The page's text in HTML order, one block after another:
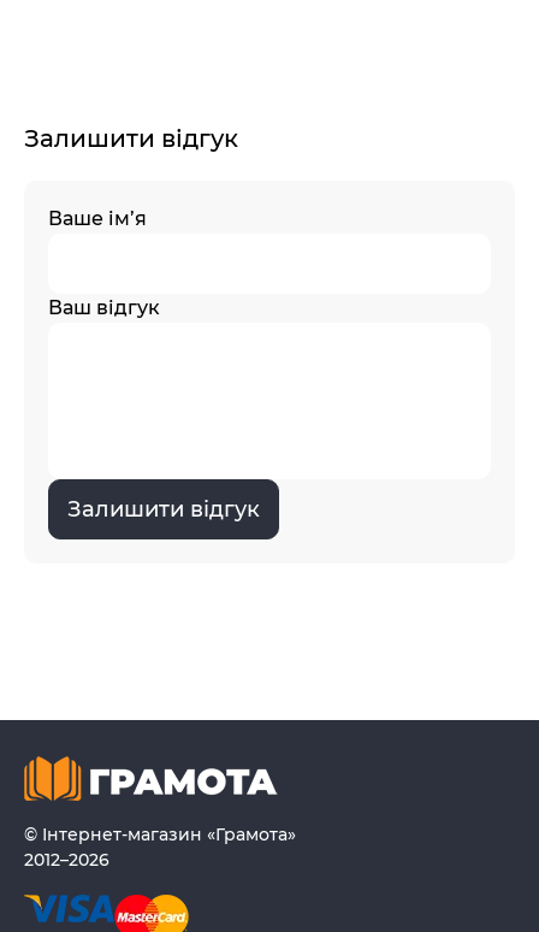
Залишити відгук
Ваше ім’я
Ваш відгук
Залишити відгук
© Інтернет-магазин «Грамота»
2012–2026